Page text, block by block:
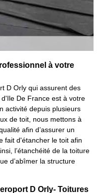
à votre
D Orly qui assurent des
De France est à votre
activité depuis plusieurs
de toit, nous mettons à
afin d’assurer un
fait d'étancher le toit afin
l’étanchéité de la toiture
d’abîmer la structure
D Orly- Toitures